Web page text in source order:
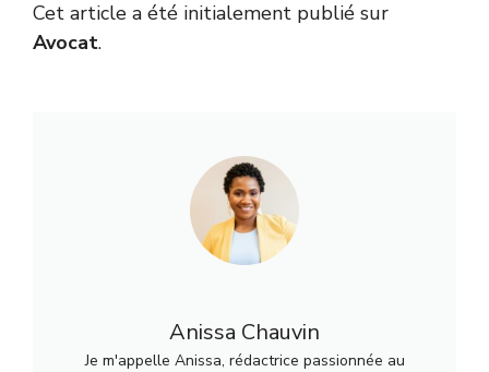
Cet article a été initialement publié sur
Avocat.
Anissa Chauvin
Je m'appelle Anissa, rédactrice passionnée au